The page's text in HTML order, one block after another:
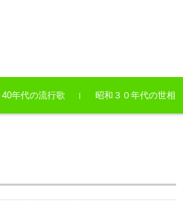
40年代の流行歌 昭和３０年代の世相